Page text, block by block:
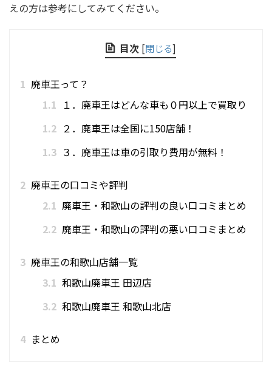
えの方は参考にしてみてください。
目次 [閉じる]
1 廃車王って？
1.1 １．廃車王はどんな車も０円以上で買取り
1.2 ２．廃車王は全国に150店舗！
1.3 ３．廃車王は車の引取り費用が無料！
2 廃車王の口コミや評判
2.1 廃車王・和歌山の評判の良い口コミまとめ
2.2 廃車王・和歌山の評判の悪い口コミまとめ
3 廃車王の和歌山店舗一覧
3.1 和歌山廃車王 田辺店
3.2 和歌山廃車王 和歌山北店
4 まとめ